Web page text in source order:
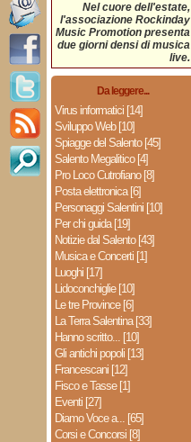
Nel cuore dell'estate,
l'associazione Rockinday
Music Promotion presenta
due giorni densi di musica
live.
Da leggere...
Virus informatici [14]
Sviluppo Web [10]
Spiagge del Salento [45]
Salento Megalitico [4]
Pro Loco Cutrofiano [8]
Posta elettronica [6]
Personaggi Salentini [10]
Per chi guida [19]
Notizie dal Salento [43]
Musica e Concerti [1]
Luoghi [17]
Lidoconchiglie [10]
Le tre Province [6]
La Terra Salentina [33]
Hanno scritto... [10]
Gli antichi popoli [13]
Francescani [12]
Fisco e Tasse [1]
Eventi [27]
Diamo Voce a... [65]
Corsi e Concorsi [8]